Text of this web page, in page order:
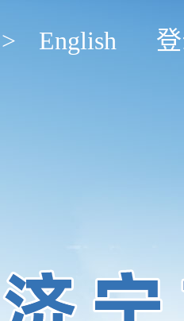
> English